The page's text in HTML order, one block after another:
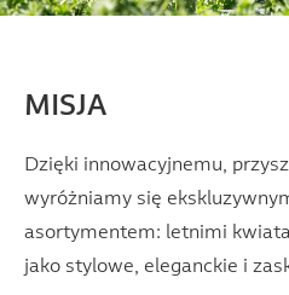
MISJA
Dzięki innowacyjnemu,
wyróżniamy się
asortymentem: letnimi
jako stylowe, eleganckie i